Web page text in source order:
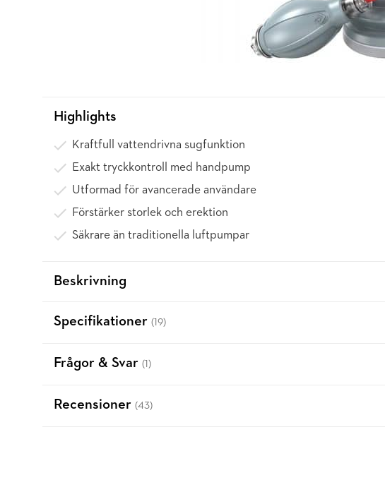
Highlights
Kraftfull vattendrivna sugfunktion
Exakt tryckkontroll med handpump
Utformad för avancerade användare
Förstärker storlek och erektion
Säkrare än traditionella luftpumpar
Beskrivning
Specifikationer (19)
Frågor & Svar (1)
Recensioner (43)